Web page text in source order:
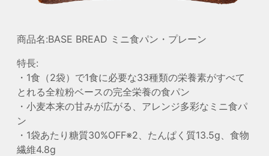
商品名:BASE BREAD ミニ食パン・プレーン
特長:
・1食（2袋）で1食に必要な33種類の栄養素がすべて
とれる全粒粉ベースの完全栄養の食パン
・小麦本来の甘みが広がる、アレンジ多彩なミニ食パ
ン
・1袋あたり糖質30%OFF※2 、たんぱく質13.5g、食物
繊維4.8g